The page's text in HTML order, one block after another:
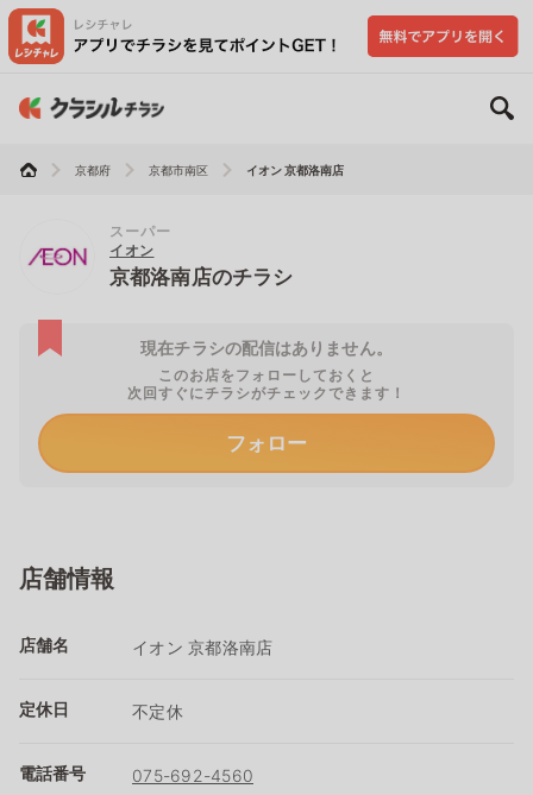
京都府 京都市南区 イオン 京都洛南店
スーパー
イオン
京都洛南店のチラシ
現在チラシの配信はありません。
このお店をフォローしておくと
次回すぐにチラシがチェックできます！
フォロー
店舗情報
店舗名 イオン 京都洛南店
定休日 不定休
電話番号 075-692-4560